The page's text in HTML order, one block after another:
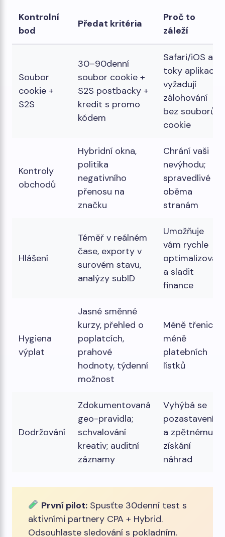
Kontrolní
bod
Předat kritéria
Proč to
záleží
Soubor
cookie +
S2S
30–90denní
soubor cookie +
S2S postbacky +
kredit s promo
kódem
Safari/iOS a
toky aplikací
vyžadují
zálohování
bez souborů
cookie
Kontroly
obchodů
Hybridní okna,
politika
negativního
přenosu na
značku
Chrání vaši
nevýhodu;
spravedlivé k
oběma
stranám
Hlášení
Téměř v reálném
čase, exporty v
surovém stavu,
analýzy subID
Umožňuje
vám rychle
optimalizovat
a sladit
finance
Hygiena
výplat
Jasné směnné
kurzy, přehled o
poplatcích,
prahové
hodnoty, týdenní
možnost
Méně třenic a
méně
platebních
lístků
Dodržování
Zdokumentovaná
geo-pravidla;
schvalování
kreativ; auditní
záznamy
Vyhýbá se
pozastavení
a zpětnému
získání
náhrad
První pilot:Spusťte 30denní test s
aktivními partnery CPA + Hybrid.
Odsouhlaste sledování s pokladním.